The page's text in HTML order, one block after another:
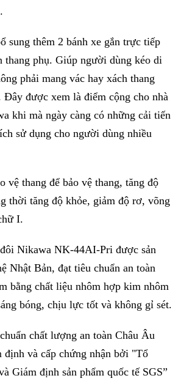
sung thêm 2 bánh xe gắn trực tiếp
thang phụ. Giúp người dùng kéo di
phải mang vác hay xách thang
Đây được xem là điểm cộng cho nhà
khi mà ngày càng có những cải tiến
sử dụng cho người dùng nhiều
vệ thang để bảo vệ thang, tăng độ
thời tăng độ khỏe, giảm độ rơ, võng
I.
Nikawa NK-44AI-Pri được sản
Nhật Bản, đạt tiêu chuẩn an toàn
bằng chất liệu nhôm hợp kim nhôm
bóng, chịu lực tốt và không gỉ sét.
chất lượng an toàn Châu Âu
và cấp chứng nhận bởi "Tổ
Giám định sản phẩm quốc tế SGS”